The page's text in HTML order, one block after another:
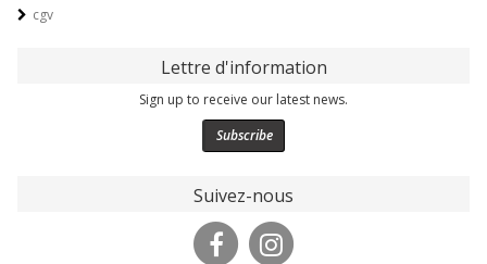
cgv
Lettre d'information
Sign up to receive our latest news.
Subscribe
Suivez-nous